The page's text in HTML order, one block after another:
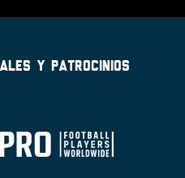
Y PATROCINIOS